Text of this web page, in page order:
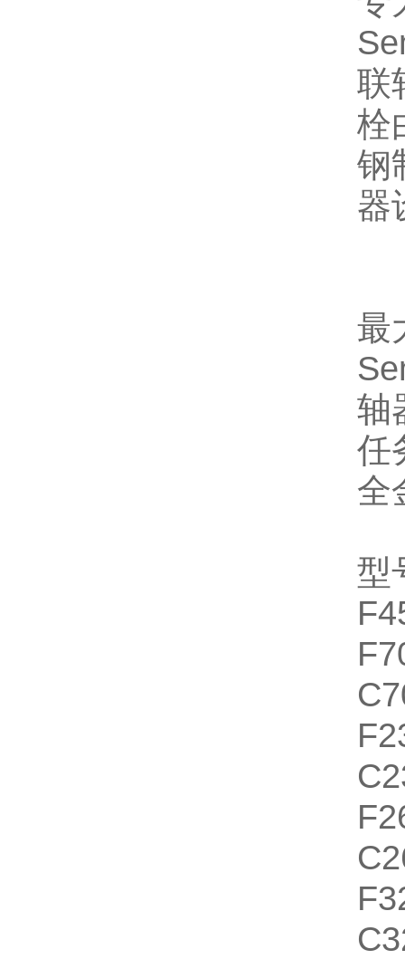
联
栓
钢
器
最
轴
任
全
型